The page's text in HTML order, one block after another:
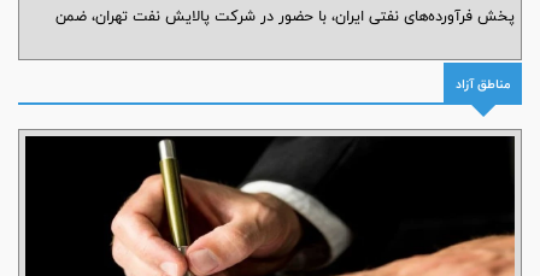
پخش فرآورده‌های نفتی ایران، با حضور در شرکت پالایش نفت تهران، ضمن
اجرای طرح‌های توسعه‌ای، پروژه‌های در دست احداث و فرآیند تولید این
پالایشگاه بازدید کردند.
مناطق آزاد